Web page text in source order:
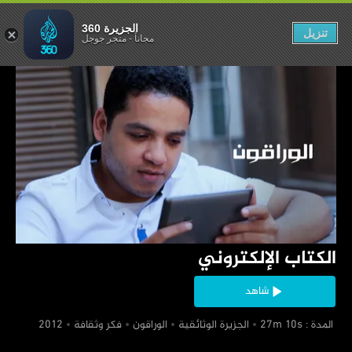
‏الكتاب الإلكتروني
شاهد
‏ المدة : 27m 10s
‏الجزيرة الوثائقية ‏الوراقون ‏فكر وثقافة
الإلكتروني
الجزيرة 360
مجاناً-متجر جوجل تنزيل